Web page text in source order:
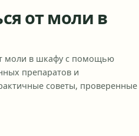
от моли в
моли в шкафу с помощью
препаратов и
советы, проверенные